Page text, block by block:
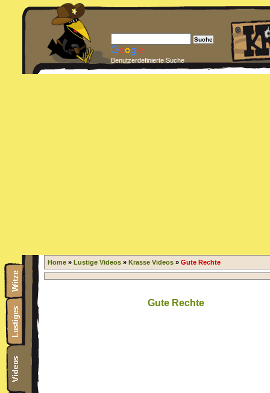
Benutzerdefinierte Suche
Home » Lustige Videos » Krasse Videos » Gute Rechte
Gute Rechte